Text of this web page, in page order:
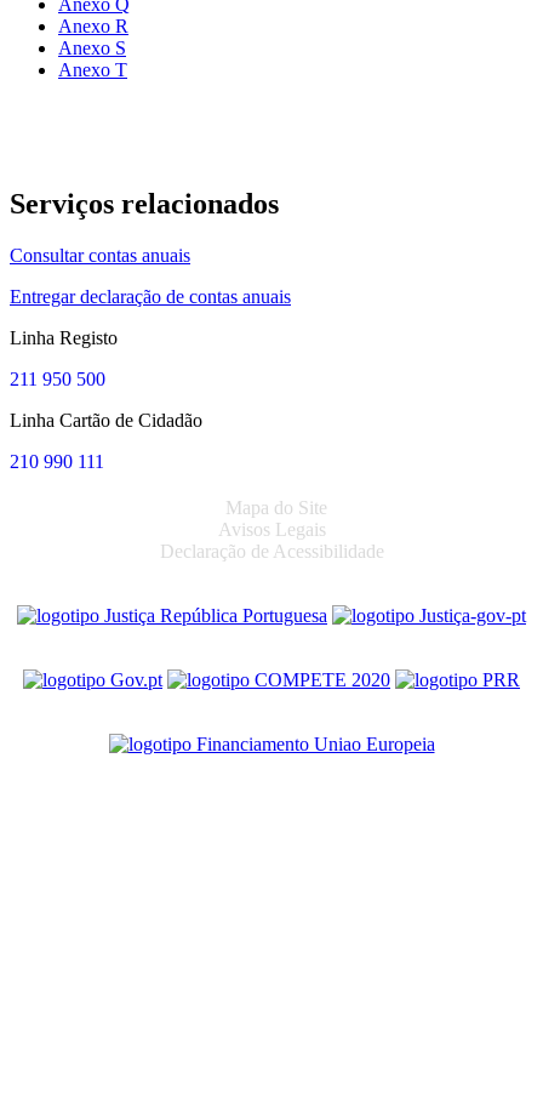
Anexo R
Anexo S
Anexo T
Serviços relacionados
Consultar contas anuais
Entregar declaração de contas anuais
Linha Registo
211 950 500
Linha Cartão de Cidadão
210 990 111
Mapa do Site
Avisos Legais
Declaração de Acessibilidade